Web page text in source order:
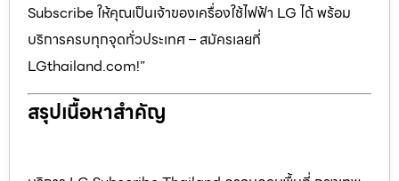
Subscribe ให้คุณเป็นเจ้าของเครื่องใช้ไฟฟ้า LG ได้ พร้อม
บริการครบทุกจุดทั่วประเทศ – สมัครเลยที่
LGthailand.com!”
สรุปเนื้อหาสำคัญ